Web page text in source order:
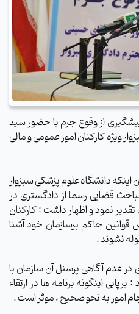
از وقوع جرم با حضور سید
ویژه کارکنان امور عمومی و مالی
اینکه دانشگاه علوم پزشکی سبزوار
قضایی رسما از دادگستری در
نمود و اظهار داشت : کارکنان
حاکم برسازمان خود آشنا
نشوند .
در عدم آگاهی پرسنل آن سازمان با
اینگونه برنامه ها در ارتقاء
امور به نحو صحیح ، موثر است .